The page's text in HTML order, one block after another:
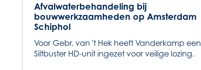
Afvalwaterbehandeling bij
bouwwerkzaamheden op Amsterdam
Schiphol
Voor Gebr. van 't Hek heeft Vanderkamp een
Siltbuster HD-unit ingezet voor veilige lozing.